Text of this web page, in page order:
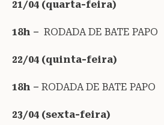
21/04 (quarta-feira)
18h – RODADA DE BATE PAPO
22/04 (quinta-feira)
18h – RODADA DE BATE PAPO
23/04 (sexta-feira)